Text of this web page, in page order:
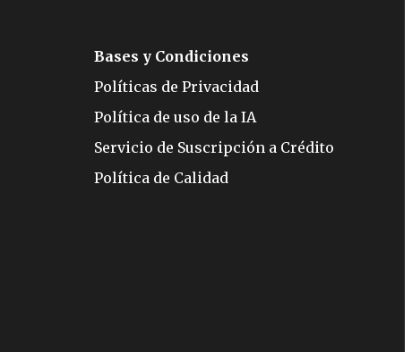
Bases y Condiciones
Políticas de Privacidad
Política de uso de la IA
Servicio de Suscripción a Crédito
Política de Calidad